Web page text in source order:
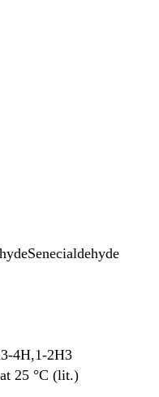
4H,1-2H3
25 °C (lit.)